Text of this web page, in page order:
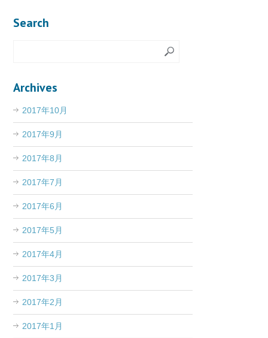
Search
Archives
2017年10月
2017年9月
2017年8月
2017年7月
2017年6月
2017年5月
2017年4月
2017年3月
2017年2月
2017年1月